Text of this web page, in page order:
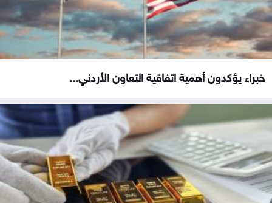
خبراء يؤكدون أهمية اتفاقية التعاون الأردني...